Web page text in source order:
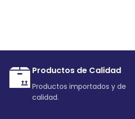
Productos de Calidad
Productos importados y de
calidad.